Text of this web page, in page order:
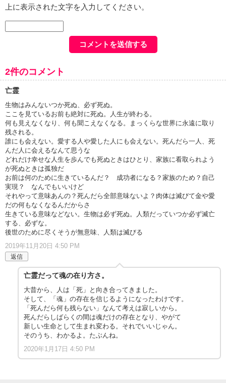
上に表示された文字を入力してください。
2件のコメント
亡霊
生物はみんないつか死ぬ、必ず死ぬ。
ここを見ているお前も絶対に死ぬ。人生が終わる。
何も見えなくなり、何も聞こえなくなる。まっくらな世界に永遠に取り
残される。
誰にも会えない。愛する人や愛した人にも会えない。死んだら一人、死
んだ人に会えるなんて思うな
どれだけ幸せな人生を歩んでも死ぬときはひとり、家族に看取られよう
が死ぬときは孤独だ
お前は何のために生きているんだ？ 成功者になる？家族のため？自己
実現？ なんでもいいけど
それやって意味あんの？死んだら全部意味ないよ？肉体は滅びて金や愛
だの何もなくなるんだからさ
生きている意味などない。生物は必ず死ぬ。人類だっていつか必ず滅亡
する、必ずな。
後世のために尽くそうが無意味、人類は滅びる
2019年11月20日 4:50 PM
返信
亡霊だって魂の在り方さ。
大昔から、人は「死」と向き合ってきました。
そして、「魂」の存在を信じるようになったわけです。
「死んだら何も残らない」なんて考えは寂しいから。
死んだらしばらくの間は魂だけの存在となり、やがて
新しい生命として生まれ変わる。それでいいじゃん。
そのうち、わかるよ。たぶんね。
2020年1月17日 4:50 PM